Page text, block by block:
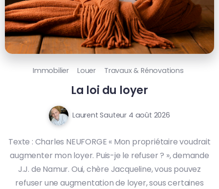
Immobilier Louer Travaux & Rénovations
La loi du loyer
Laurent Sauteur 4 août 2026
Texte : Charles NEUFORGE « Mon propriétaire voudrait
augmenter mon loyer. Puis-je le refuser ? », demande
J.J. de Namur. Oui, chère Jacqueline, vous pouvez
refuser une augmentation de loyer, sous certaines